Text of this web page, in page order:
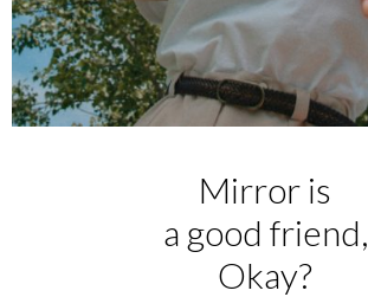
Mirror is
a good friend,
Okay?